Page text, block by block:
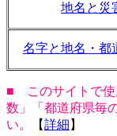
地名と災
名字と地名・都
■ このサイトで使
数」「都道府県毎
い。
【詳細 】